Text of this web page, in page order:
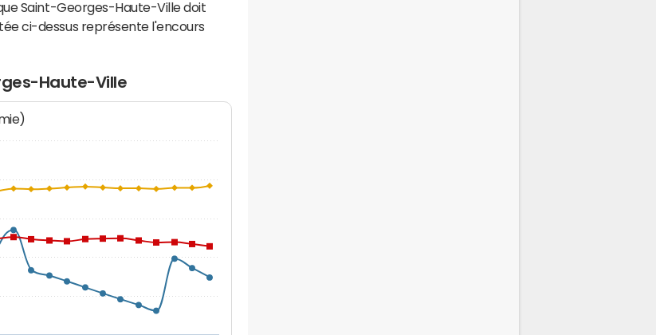
Saint-Georges-Haute-Ville doit
ci-dessus représente l'encours
Haute-Ville